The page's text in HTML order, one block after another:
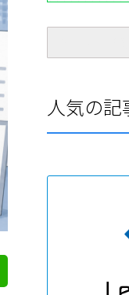
人気の記